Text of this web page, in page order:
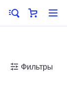
Фильтры